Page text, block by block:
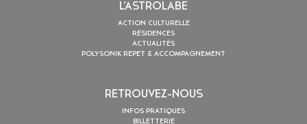
L’ASTROLABE
ACTION CULTURELLE
RÉSIDENCES
ACTUALITÉS
POLYSONIK REPET & ACCOMPAGNEMENT
RETROUVEZ-NOUS
INFOS PRATIQUES
BILLETTERIE